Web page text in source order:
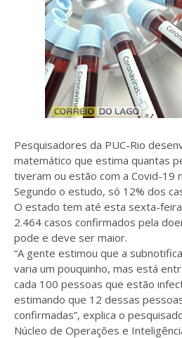
Pesquisadores da PUC-Rio
matemático que estima quantas
tiveram ou estão com a Covid-19
Segundo o estudo, só 12% dos
O estado tem até esta sexta-
2.464 casos confirmados pela
pode e deve ser maior.
“A gente estimou que a
varia um pouquinho, mas está
cada 100 pessoas que estão
estimando que 12 dessas
confirmadas”, explica o
Núcleo de Operações e